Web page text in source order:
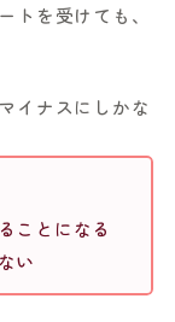
トを受けても、
イナスにしかな
ことになる
い